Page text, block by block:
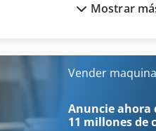
Fresadora Cnc
Infotec Cnc
Mostrar
Vender
Anuncie ahora
11 millones de